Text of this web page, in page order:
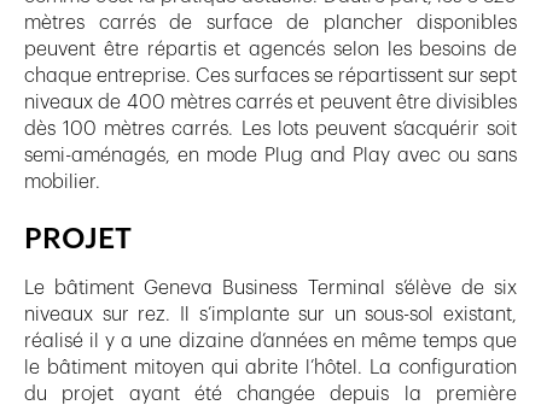
mètres carrés de surface de plancher disponibles
peuvent être répartis et agencés selon les besoins de
chaque entreprise. Ces surfaces se répartissent sur sept
niveaux de 400 mètres carrés et peuvent être divisibles
dès 100 mètres carrés. Les lots peuvent s’acquérir soit
semi-aménagés, en mode Plug and Play avec ou sans
mobilier.
PROJET
Le bâtiment Geneva Business Terminal s’élève de six
niveaux sur rez. Il s’implante sur un sous-sol existant,
réalisé il y a une dizaine d’années en même temps que
le bâtiment mitoyen qui abrite l’hôtel. La configuration
du projet ayant été changée depuis la première